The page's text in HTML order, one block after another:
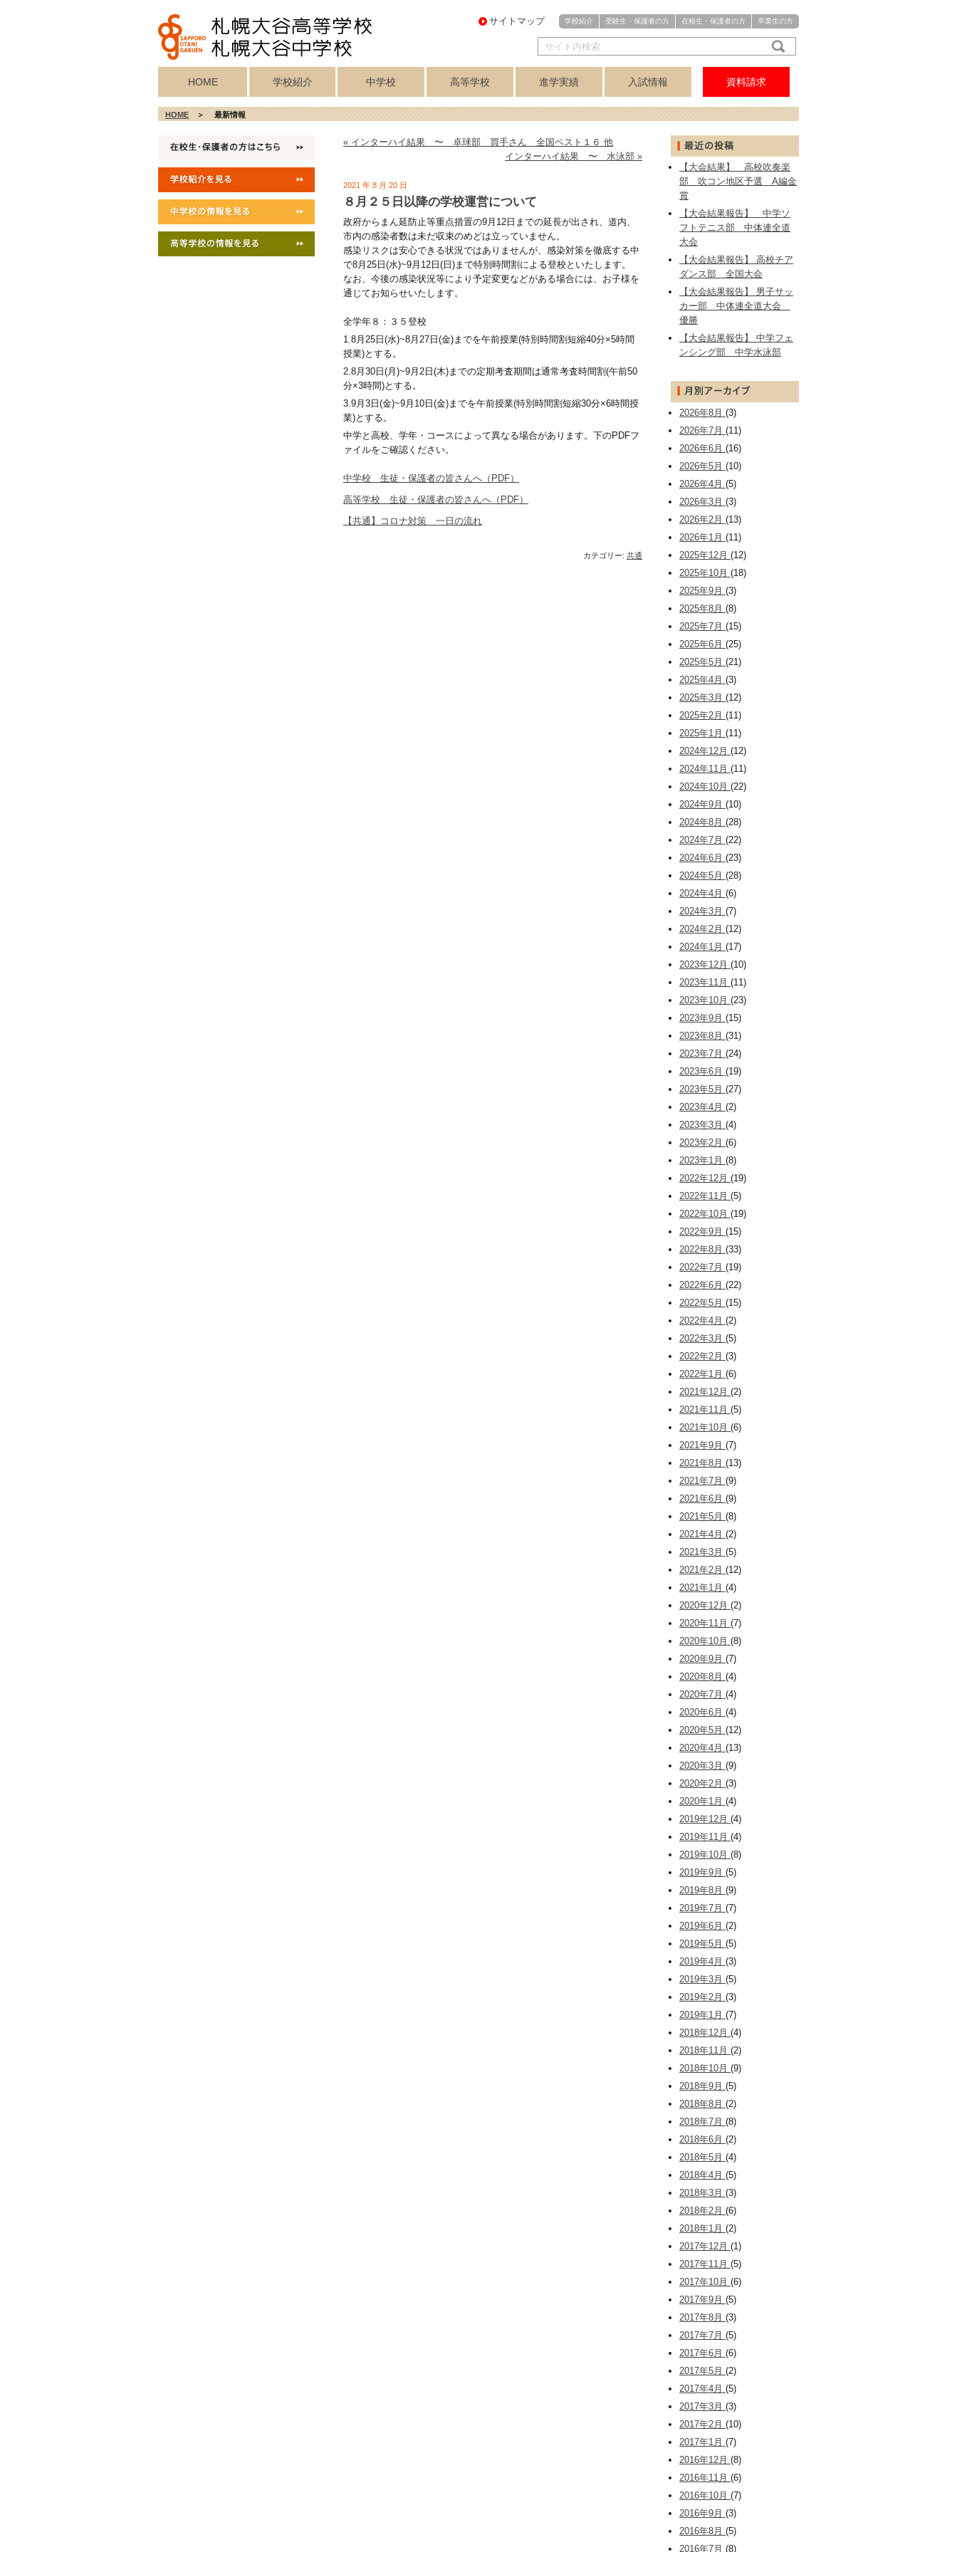
学校紹介 受験生・保護者の方 在校生・保護者の方 卒業生の方
サイトマップ
HOME 学校紹介
校長挨拶
教育目標・校訓
沿革
校歌・真宗宗歌・
記念歌
学校施設紹介
中学校
中学校トップ
医進・難関理系
コース
英数コース
アスリートコース
プログレスコース
芸術コース
美術専攻
芸術コース
音楽専攻
クラブ紹介
高等学校
高等学校トップ
学力重点コース
個性探求コース
音楽科
美術科
講座制
クラブ紹介
進学実績
合格実績
入試情報
中学
高校
アクセス
資料請求
HOME＞ 最新情報
« インターハイ結果 〜 卓球部 買手さん 全国ベスト１６ 他
インターハイ結果 〜 水泳部 »
2021 年 8 月 20 日
８月２５日以降の学校運営について
政府からまん延防止等重点措置の9月12日までの延長が出され、道内、
市内の感染者数は未だ収束のめどは立っていません。
感染リスクは安心できる状況ではありませんが、感染対策を徹底する中
で8月25日(水)~9月12日(日)まで特別時間割による登校といたします。
なお、今後の感染状況等により予定変更などがある場合には、お子様を
通じてお知らせいたします。
全学年８：３５登校
1.8月25日(水)~8月27日(金)までを午前授業(特別時間割短縮40分×5時間
授業)とする。
2.8月30日(月)~9月2日(木)までの定期考査期間は通常考査時間割(午前50
分×3時間)とする。
3.9月3日(金)~9月10日(金)までを午前授業(特別時間割短縮30分×6時間授
業)とする。
中学と高校、学年・コースによって異なる場合があります。下のPDFフ
ァイルをご確認ください。
中学校 生徒・保護者の皆さんへ（PDF）
高等学校 生徒・保護者の皆さんへ（PDF）
【共通】コロナ対策 一日の流れ
カテゴリー: 共通
【大会結果】 高校吹奏楽
部 吹コン地区予選 A編金
賞
【大会結果報告】 中学ソ
フトテニス部 中体連全道
大会
【大会結果報告】 高校チア
ダンス部 全国大会
【大会結果報告】 男子サッ
カー部 中体連全道大会
優勝
【大会結果報告】 中学フェ
ンシング部 中学水泳部
2026年8月 (3)
2026年7月 (11)
2026年6月 (16)
2026年5月 (10)
2026年4月 (5)
2026年3月 (3)
2026年2月 (13)
2026年1月 (11)
2025年12月 (12)
2025年10月 (18)
2025年9月 (3)
2025年8月 (8)
2025年7月 (15)
2025年6月 (25)
2025年5月 (21)
2025年4月 (3)
2025年3月 (12)
2025年2月 (11)
2025年1月 (11)
2024年12月 (12)
2024年11月 (11)
2024年10月 (22)
2024年9月 (10)
2024年8月 (28)
2024年7月 (22)
2024年6月 (23)
2024年5月 (28)
2024年4月 (6)
2024年3月 (7)
2024年2月 (12)
2024年1月 (17)
2023年12月 (10)
2023年11月 (11)
2023年10月 (23)
2023年9月 (15)
2023年8月 (31)
2023年7月 (24)
2023年6月 (19)
2023年5月 (27)
2023年4月 (2)
2023年3月 (4)
2023年2月 (6)
2023年1月 (8)
2022年12月 (19)
2022年11月 (5)
2022年10月 (19)
2022年9月 (15)
2022年8月 (33)
2022年7月 (19)
2022年6月 (22)
2022年5月 (15)
2022年4月 (2)
2022年3月 (5)
2022年2月 (3)
2022年1月 (6)
2021年12月 (2)
2021年11月 (5)
2021年10月 (6)
2021年9月 (7)
2021年8月 (13)
2021年7月 (9)
2021年6月 (9)
2021年5月 (8)
2021年4月 (2)
2021年3月 (5)
2021年2月 (12)
2021年1月 (4)
2020年12月 (2)
2020年11月 (7)
2020年10月 (8)
2020年9月 (7)
2020年8月 (4)
2020年7月 (4)
2020年6月 (4)
2020年5月 (12)
2020年4月 (13)
2020年3月 (9)
2020年2月 (3)
2020年1月 (4)
2019年12月 (4)
2019年11月 (4)
2019年10月 (8)
2019年9月 (5)
2019年8月 (9)
2019年7月 (7)
2019年6月 (2)
2019年5月 (5)
2019年4月 (3)
2019年3月 (5)
2019年2月 (3)
2019年1月 (7)
2018年12月 (4)
2018年11月 (2)
2018年10月 (9)
2018年9月 (5)
2018年8月 (2)
2018年7月 (8)
2018年6月 (2)
2018年5月 (4)
2018年4月 (5)
2018年3月 (3)
2018年2月 (6)
2018年1月 (2)
2017年12月 (1)
2017年11月 (5)
2017年10月 (6)
2017年9月 (5)
2017年8月 (3)
2017年7月 (5)
2017年6月 (6)
2017年5月 (2)
2017年4月 (5)
2017年3月 (3)
2017年2月 (10)
2017年1月 (7)
2016年12月 (8)
2016年11月 (6)
2016年10月 (7)
2016年9月 (3)
2016年8月 (5)
2016年7月 (8)